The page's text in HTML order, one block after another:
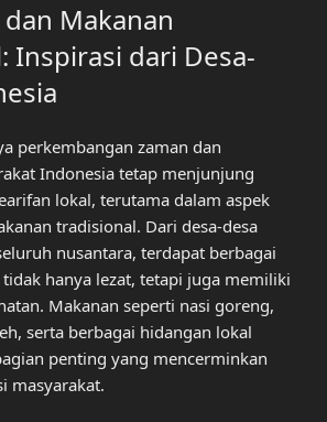
Makanan
Inspirasi dari Desa-
perkembangan zaman dan
Indonesia tetap menjunjung
lokal, terutama dalam aspek
tradisional. Dari desa-desa
nusantara, terdapat berbagai
hanya lezat, tetapi juga memiliki
Makanan seperti nasi goreng,
serta berbagai hidangan lokal
penting yang mencerminkan
masyarakat.